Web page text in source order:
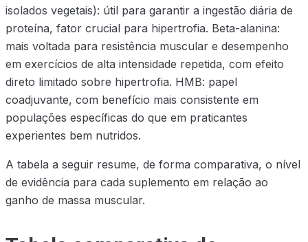
isolados vegetais): útil para garantir a ingestão diária de
proteína, fator crucial para hipertrofia. Beta-alanina:
mais voltada para resistência muscular e desempenho
em exercícios de alta intensidade repetida, com efeito
direto limitado sobre hipertrofia. HMB: papel
coadjuvante, com benefício mais consistente em
populações específicas do que em praticantes
experientes bem nutridos.
A tabela a seguir resume, de forma comparativa, o nível
de evidência para cada suplemento em relação ao
ganho de massa muscular.